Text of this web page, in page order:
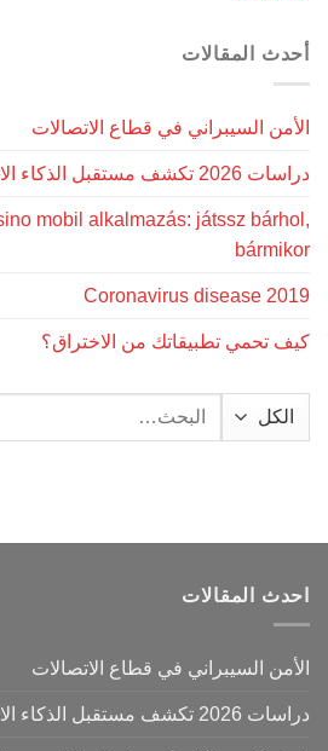
أحدث المقالات
الأمن السيبراني في قطاع الاتصالات
دراسات 2026 تكشف مستقبل الذكاء الاصطناعي في الرياضة
mobil alkalmazás: játssz bárhol,
bármikor
Coronavirus disease 2019
كيف تحمي تطبيقاتك من الاختراق؟
البحث
احدث المقالات
الأمن السيبراني في قطاع الاتصالات
دراسات 2026 تكشف مستقبل الذكاء الاصطناعي في الرياضة